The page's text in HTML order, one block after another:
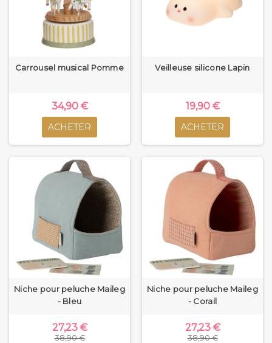
Carrousel musical Pomme
34,90 €
ACHETER
Veilleuse silicone Lapin
19,90 €
ACHETER
Niche pour peluche Maileg
- Bleu
27,23 €
38,90 €
Niche pour peluche Maileg
- Corail
27,23 €
38,90 €